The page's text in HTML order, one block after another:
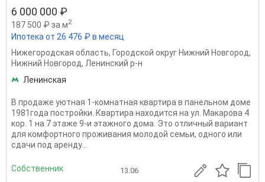
6 000 000 ₽
187 500 ₽ за м2
Ипотека от 26 476 ₽ в месяц
Нижегородская область, Городской округ Нижний Новгород,
Нижний Новгород, Ленинский р-н
Ленинская
B продаже уютная 1-комнатная квартира в панельном доме
1981гoда постройки. Квартира находится нa ул. Макарова 4
кор. 1 на 7 этаже 9-и этажнoгo дoмa. Это отличный вариант
для комфортного проживания молодой семьи, одного или
сдачи под аренду...
Собственник 13.06